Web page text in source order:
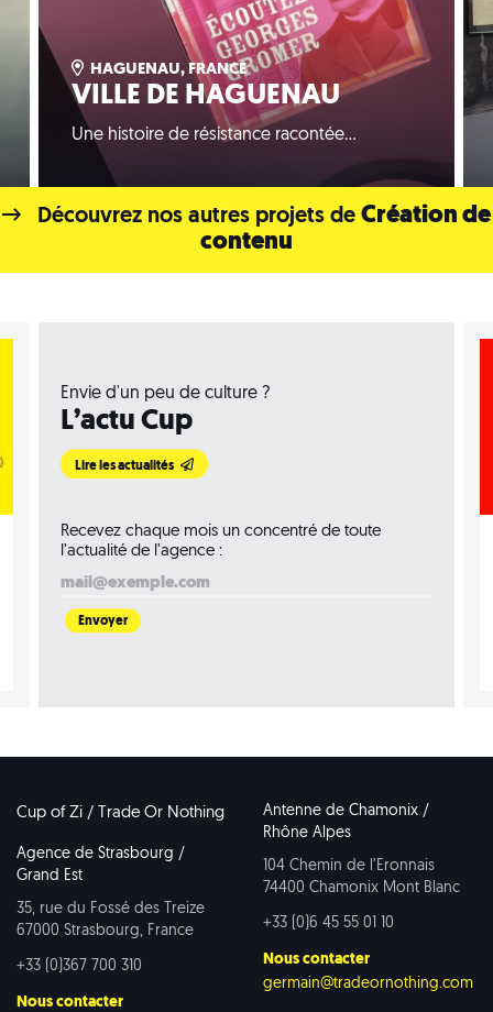
HAGUENAU, FRANCE
VILLE DE HAGUENAU
Une histoire de résistance racontée…
Découvrez nos autres projets deCréation de
contenu
Envie d'un peu de culture ?
L’actu Cup
Lire les actualités
Recevez chaque mois un concentré de toute
l’actualité de l’agence :
Cup of Zi / Trade Or Nothing
Agence de Strasbourg /
Grand Est
35, rue du Fossé des Treize
67000 Strasbourg, France
+33 (0)367 700 310
Nous contacter
Antenne de Chamonix /
Rhône Alpes
104 Chemin de l’Eronnais
74400 Chamonix Mont Blanc
+33 (0)6 45 55 01 10
Nous contacter
germain@tradeornothing.com